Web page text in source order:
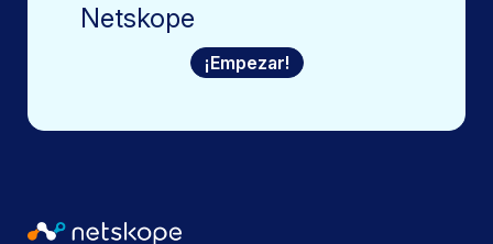
Netskope
¡Empezar!